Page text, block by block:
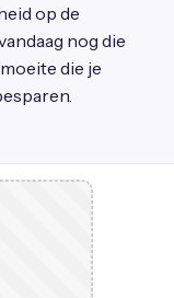
op de
nog die
die je